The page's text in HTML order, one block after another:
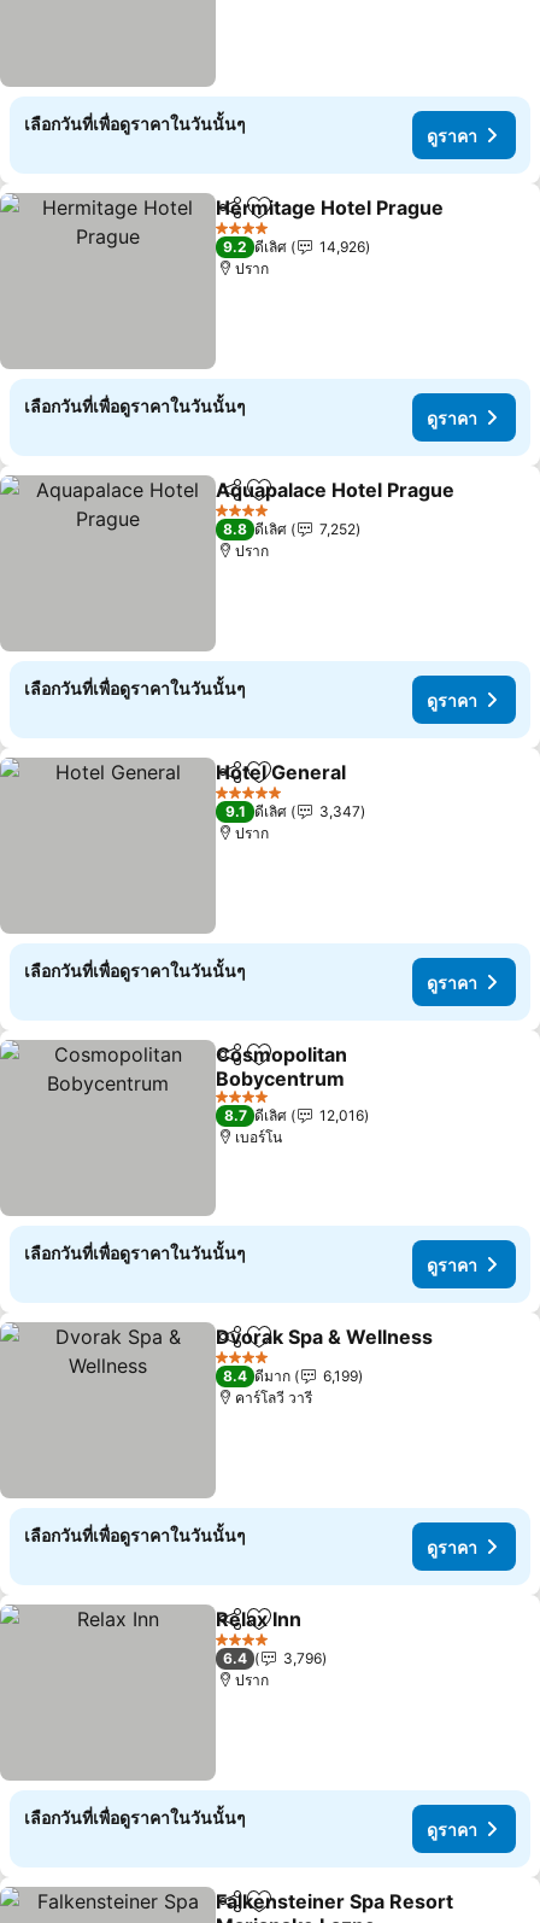
เลือกวันที่เพื่อดูราคาในวันนั้นๆ
ดูราคา
แชร์ เพิ่มในรายการโปรด
Hermitage Hotel Prague
4 ดาว
9.2 ดีเลิศ
14,926
ปราก
เลือกวันที่เพื่อดูราคาในวันนั้นๆ
ดูราคา
แชร์ เพิ่มในรายการโปรด
Aquapalace Hotel Prague
4 ดาว
8.8 ดีเลิศ
7,252
ปราก
เลือกวันที่เพื่อดูราคาในวันนั้นๆ
ดูราคา
แชร์ เพิ่มในรายการโปรด
Hotel General
5 ดาว
9.1 ดีเลิศ
3,347
ปราก
เลือกวันที่เพื่อดูราคาในวันนั้นๆ
ดูราคา
แชร์ เพิ่มในรายการโปรด
Cosmopolitan
Bobycentrum
4 ดาว
8.7 ดีเลิศ
12,016
เบอร์โน
เลือกวันที่เพื่อดูราคาในวันนั้นๆ
ดูราคา
แชร์ เพิ่มในรายการโปรด
Dvorak Spa & Wellness
4 ดาว
8.4 ดีมาก
6,199
คาร์โลวี วารี
เลือกวันที่เพื่อดูราคาในวันนั้นๆ
ดูราคา
แชร์ เพิ่มในรายการโปรด
Relax Inn
4 ดาว
6.4
3,796
ปราก
เลือกวันที่เพื่อดูราคาในวันนั้นๆ
ดูราคา
แชร์ เพิ่มในรายการโปรด
Falkensteiner Spa Resort